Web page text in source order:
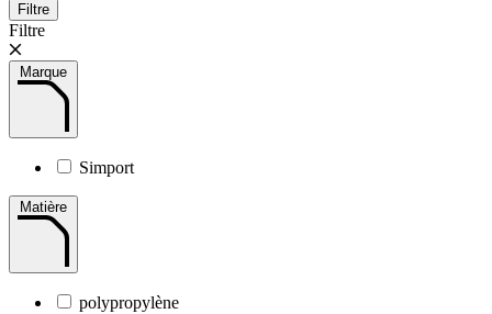
Filtre
Filtre
Marque
Simport
Matière
polypropylène